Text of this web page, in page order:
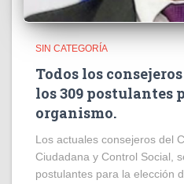
SIN CATEGORÍA
Todos los
los 309 postulantes
organismo.
Los actuales consejeros del
Ciudadana y Control Social,
postulantes para la elección